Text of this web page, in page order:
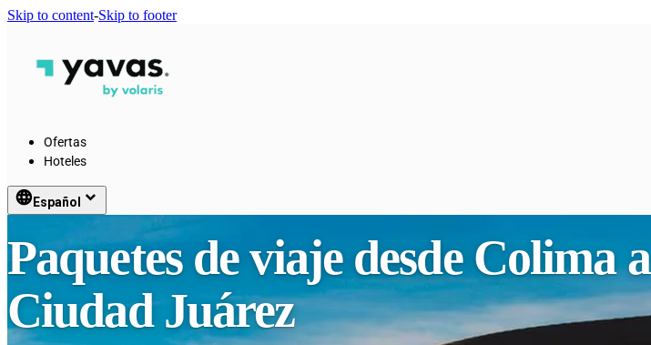
Skip to content-Skip to footer
Ofertas
Hoteles
languageEspañol keyboard_arrow_down
Paquetes de viaje desde Colima a
Ciudad Juárez